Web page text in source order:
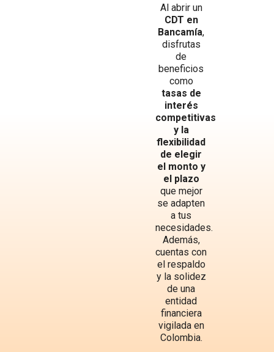
Al abrir un
CDT en
Bancamía,
disfrutas
de
beneficios
como
tasas de
interés
competitivas
y la
flexibilidad
de elegir
el monto y
el plazo
que mejor
se adapten
a tus
necesidades.
Además,
cuentas con
el respaldo
y la solidez
de una
entidad
financiera
vigilada en
Colombia.